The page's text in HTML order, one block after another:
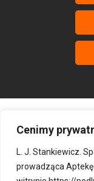
Cenimy
L. J. Stankiewicz.
prowadząca
‹